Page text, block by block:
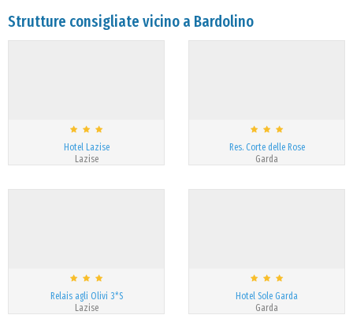
Strutture consigliate vicino a Bardolino
Hotel Lazise
Lazise
Res. Corte delle Rose
Garda
Relais agli Olivi 3*S
Lazise
Hotel Sole Garda
Garda